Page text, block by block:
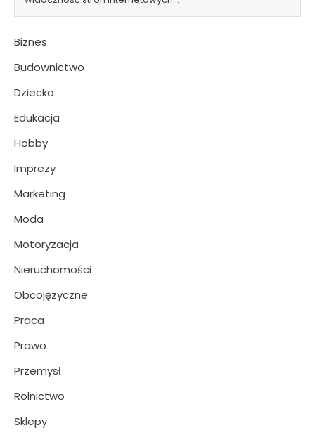
Biznes
Budownictwo
Dziecko
Edukacja
Hobby
Imprezy
Marketing
Moda
Motoryzacja
Nieruchomości
Obcojęzyczne
Praca
Prawo
Przemysł
Rolnictwo
Sklepy